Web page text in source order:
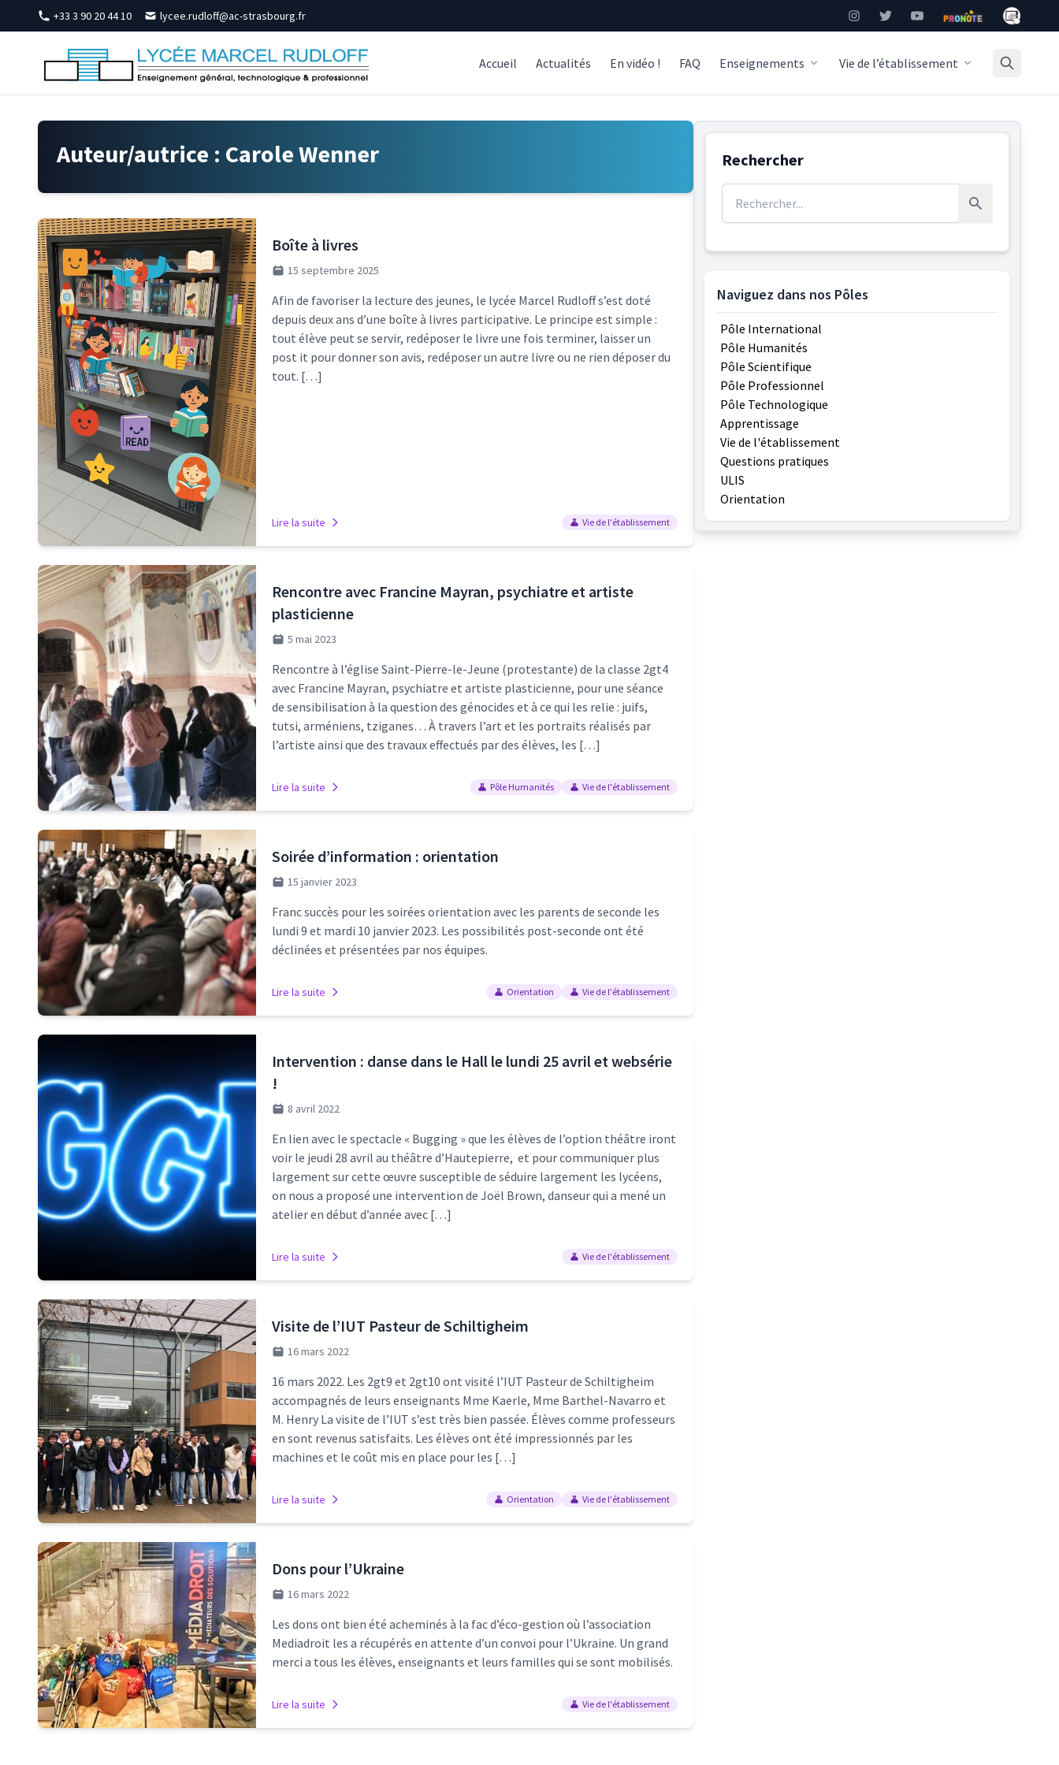
Skip to content+33 3 90 20 44 10 lycee.rudloff@ac-strasbourg.fr InstagramTwitterYouTubePronote Mon
Accueil Actualités En vidéo ! FAQ Enseignements Vie de l’établissement
Auteur/autrice : Carole Wenner
Boîte à livres
15 septembre 2025
Afin de favoriser la lecture des jeunes, le lycée Marcel Rudloff s’est doté
depuis deux ans d’une boîte à livres participative. Le principe est simple :
tout élève peut se servir, redéposer le livre une fois terminer, laisser un
post it pour donner son avis, redéposer un autre livre ou ne rien déposer du
tout. […]
Lire la suite Vie de l'établissement
Rencontre avec Francine Mayran, psychiatre et artiste
plasticienne
5 mai 2023
Rencontre à l’église Saint-Pierre-le-Jeune (protestante) de la classe 2gt4
avec Francine Mayran, psychiatre et artiste plasticienne, pour une séance
de sensibilisation à la question des génocides et à ce qui les relie : juifs,
tutsi, arméniens, tziganes… À travers l’art et les portraits réalisés par
l’artiste ainsi que des travaux effectués par des élèves, les […]
Lire la suite Pôle Humanités Vie de l'établissement
Soirée d’information : orientation
15 janvier 2023
Franc succès pour les soirées orientation avec les parents de seconde les
lundi 9 et mardi 10 janvier 2023. Les possibilités post-seconde ont été
déclinées et présentées par nos équipes.
Lire la suite Orientation Vie de l'établissement
Intervention : danse dans le Hall le lundi 25 avril et websérie
!
8 avril 2022
En lien avec le spectacle « Bugging » que les élèves de l’option théâtre iront
voir le jeudi 28 avril au théâtre d’Hautepierre, et pour communiquer plus
largement sur cette œuvre susceptible de séduire largement les lycéens,
on nous a proposé une intervention de Joël Brown, danseur qui a mené un
atelier en début d’année avec […]
Lire la suite Vie de l'établissement
Visite de l’IUT Pasteur de Schiltigheim
16 mars 2022
16 mars 2022. Les 2gt9 et 2gt10 ont visité l’IUT Pasteur de Schiltigheim
accompagnés de leurs enseignants Mme Kaerle, Mme Barthel-Navarro et
M. Henry La visite de l’IUT s’est très bien passée. Élèves comme professeurs
en sont revenus satisfaits. Les élèves ont été impressionnés par les
machines et le coût mis en place pour les […]
Lire la suite Orientation Vie de l'établissement
Dons pour l’Ukraine
16 mars 2022
Les dons ont bien été acheminés à la fac d’éco-gestion où l’association
Mediadroit les a récupérés en attente d’un convoi pour l’Ukraine. Un grand
merci a tous les élèves, enseignants et leurs familles qui se sont mobilisés.
Lire la suite Vie de l'établissement
Rechercher
Rechercher
Naviguez dans nos Pôles
Pôle International
Pôle Humanités
Pôle Scientifique
Pôle Professionnel
Pôle Technologique
Apprentissage
Vie de l'établissement
Questions pratiques
ULIS
Orientation